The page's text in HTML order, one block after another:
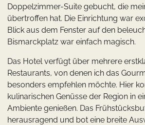
Doppelzimmer-Suite gebucht, die
übertroffen hat. Die Einrichtung war
Blick aus dem Fenster auf den
Bismarckplatz war einfach magisch.
Das Hotel verfügt über mehrere
Restaurants, von denen ich das
besonders empfehlen möchte. Hier
kulinarischen Genüsse der Region in
Ambiente genießen. Das
herausragend und bot eine breite